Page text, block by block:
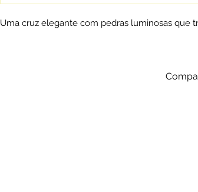
Uma cruz elegante com pedras luminosas que